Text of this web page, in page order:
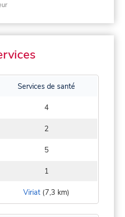
Services de santé
4
2
5
1
Viriat (7,3 km)